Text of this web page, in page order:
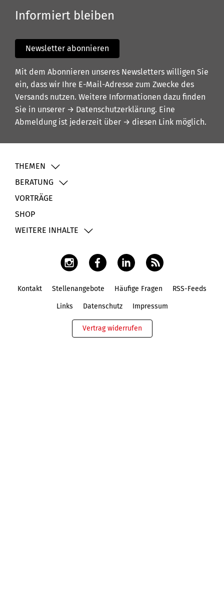
Informiert bleiben
Newsletter abonnieren
Mit dem Abonnieren unseres Newsletters willigen Sie
ein, dass wir Ihre E-Mail-Adresse zum Zwecke des
Versands nutzen. Weitere Informationen dazu finden
Sie in unserer → Datenschutzerklärung. Eine
Abmeldung ist jederzeit über → diesen Link möglich.
THEMEN
BERATUNG
VORTRÄGE
SHOP
WEITERE INHALTE
Kontakt Stellenangebote Häufige Fragen RSS-Feeds
Links Datenschutz Impressum
Vertrag widerrufen